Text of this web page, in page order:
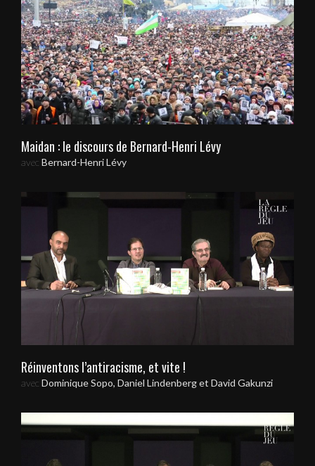
Maidan : le discours de Bernard-Henri Lévy
avec Bernard-Henri Lévy
Réinventons l’antiracisme, et vite !
avec Dominique Sopo, Daniel Lindenberg et David Gakunzi